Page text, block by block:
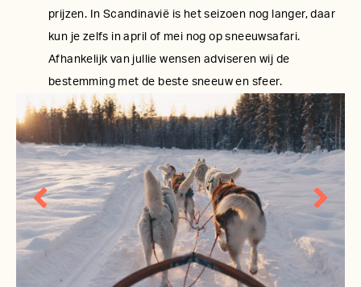
prijzen. In Scandinavië is het seizoen nog langer, daar
kun je zelfs in april of mei nog op sneeuwsafari.
Afhankelijk van jullie wensen adviseren wij de
bestemming met de beste sneeuw en sfeer.